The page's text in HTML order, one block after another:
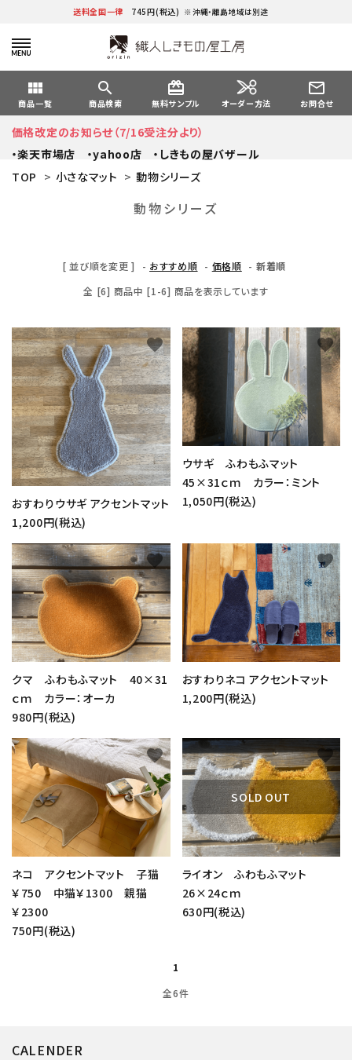
送料全国一律 745円(税込) ※沖縄・離島地域は別途
view_module
商品一覧
search
商品検索
card_giftcard
無料サンプル オーダー方法
mail_outline
お問合せ
価格改定のお知らせ（7/16受注分より）
・楽天市場店
・yahoo店
・しきもの屋バザール
TOP > 小さなマット > 動物シリーズ
動物シリーズ
[ 並び順を変更 ] - おすすめ順 - 価格順 - 新着順
全 [6] 商品中 [1-6] 商品を表示しています
おすわりウサギ アクセントマット
1,200円(税込)
favorite
ウサギ ふわもふマット
45×31ｃｍ カラー：ミント
1,050円(税込)
favorite
クマ ふわもふマット 40×31
ｃｍ カラー：オーカ
980円(税込)
favorite
おすわりネコ アクセントマット
1,200円(税込)
favorite
ネコ アクセントマット 子猫
￥750 中猫￥1300 親猫
￥2300
750円(税込)
favorite
SOLD OUT
ライオン ふわもふマット
26×24ｃｍ
630円(税込)
favorite
1
全6件
CALENDER